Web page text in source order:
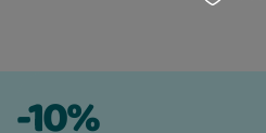
-10%